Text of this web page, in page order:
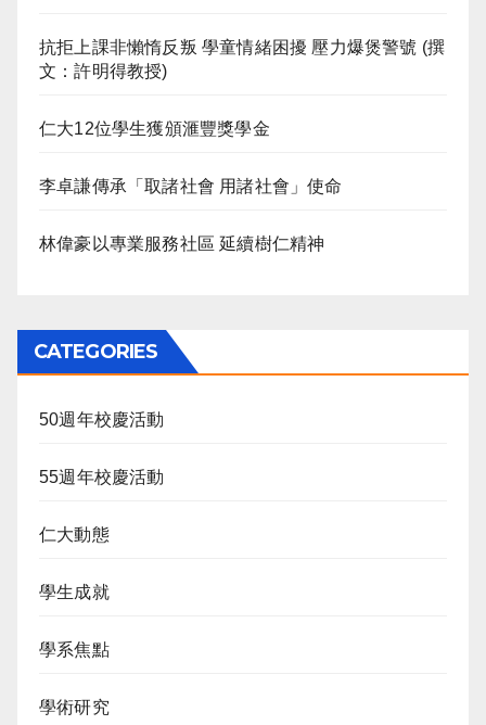
抗拒上課非懶惰反叛 學童情緒困擾 壓力爆煲警號 (撰
文：許明得教授)
仁大12位學生獲頒滙豐獎學金
李卓謙傳承「取諸社會 用諸社會」使命
林偉豪以專業服務社區 延續樹仁精神
CATEGORIES
50週年校慶活動
55週年校慶活動
仁大動態
學生成就
學系焦點
學術研究